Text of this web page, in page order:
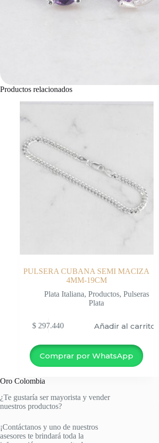
Productos relacionados
PULSERA CUBANA SEMI MACIZA
4MM-19CM
Plata Italiana, Productos, Pulseras
Plata
$ 297.440 Añadir al carrito
Comprar por WhatsApp
Oro Colombia
¿Te gustaría ser mayorista y vender
nuestros productos?
¡Contáctanos y uno de nuestros
asesores te brindará toda la